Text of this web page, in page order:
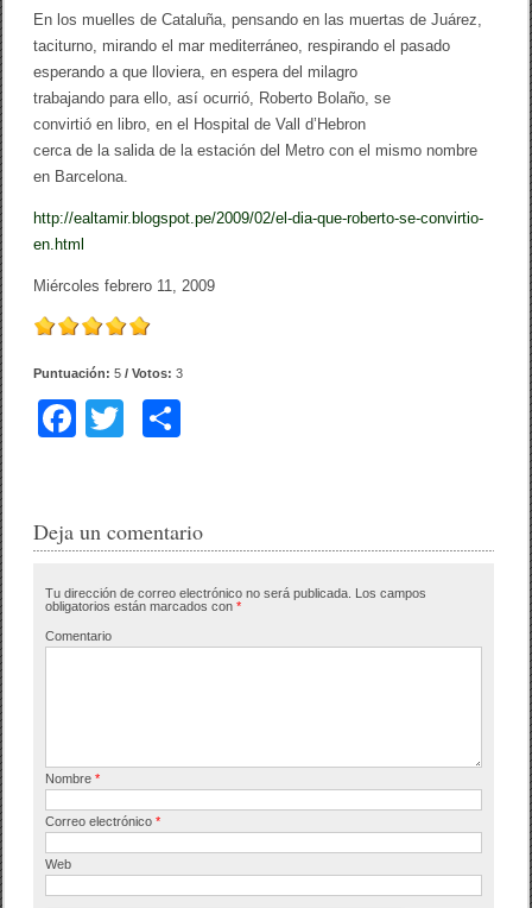
En los muelles de Cataluña, pensando en las muertas de Juárez,
taciturno, mirando el mar mediterráneo, respirando el pasado
esperando a que lloviera, en espera del milagro
trabajando para ello, así ocurrió, Roberto Bolaño, se
convirtió en libro, en el Hospital de Vall d’Hebron
cerca de la salida de la estación del Metro con el mismo nombre
en Barcelona.
http://ealtamir.blogspot.pe/2009/02/el-dia-que-roberto-se-convirtio-
en.html
Miércoles febrero 11, 2009
Puntuación:5 / Votos:3
F
e
o
o
er p
tir
Deja un comentario
Tu dirección de correo electrónico no será publicada. Los campos
obligatorios están marcados con*
Comentario
Nombre*
Correo electrónico*
Web